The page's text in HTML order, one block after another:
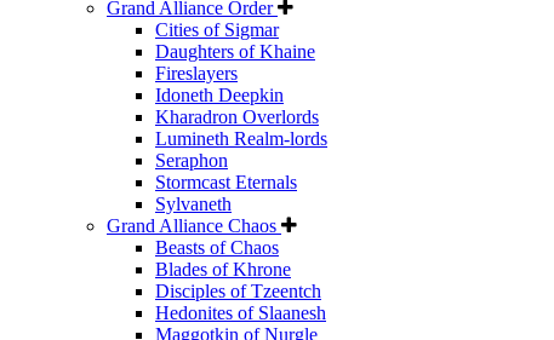
Grand Alliance Order
Cities of Sigmar
Daughters of Khaine
Fireslayers
Idoneth Deepkin
Kharadron Overlords
Lumineth Realm-lords
Seraphon
Stormcast Eternals
Sylvaneth
Grand Alliance Chaos
Beasts of Chaos
Blades of Khrone
Disciples of Tzeentch
Hedonites of Slaanesh
Maggotkin of Nurgle